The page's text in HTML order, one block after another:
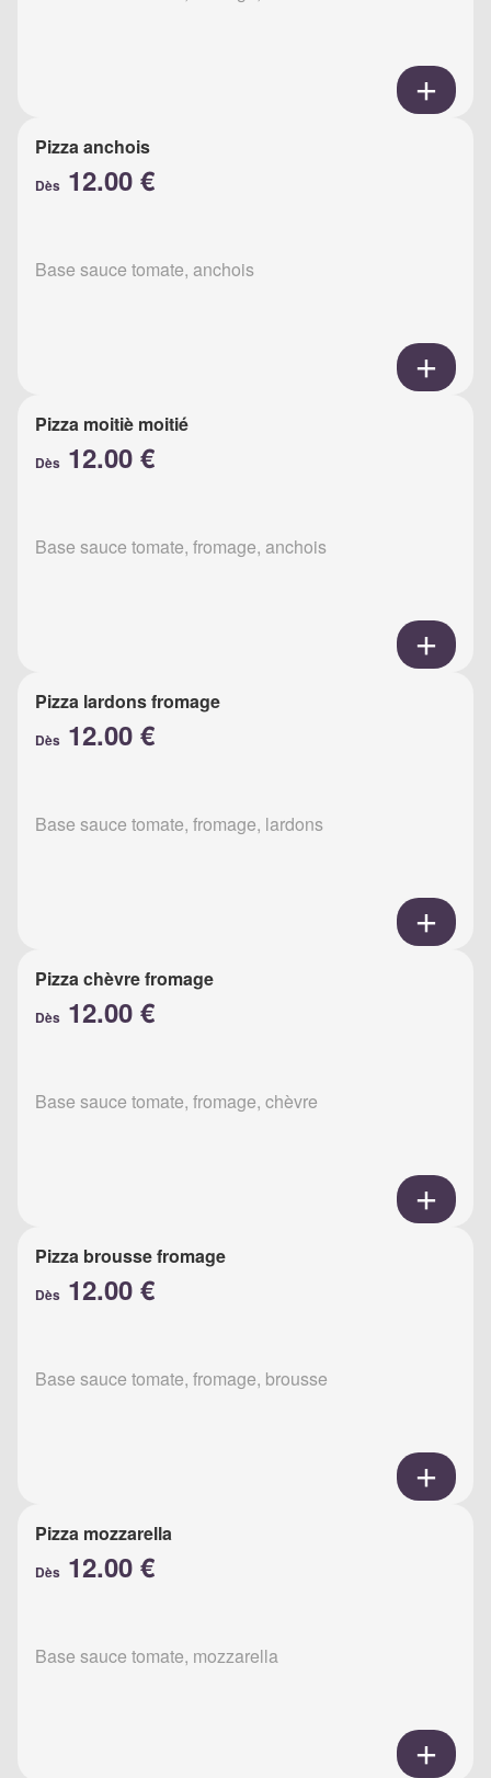
Pizza anchois
Dès 12.00 €
Base sauce tomate, anchois
Pizza moitiè moitié
Dès 12.00 €
Base sauce tomate, fromage, anchois
Pizza lardons fromage
Dès 12.00 €
Base sauce tomate, fromage, lardons
Pizza chèvre fromage
Dès 12.00 €
Base sauce tomate, fromage, chèvre
Pizza brousse fromage
Dès 12.00 €
Base sauce tomate, fromage, brousse
Pizza mozzarella
Dès 12.00 €
Base sauce tomate, mozzarella